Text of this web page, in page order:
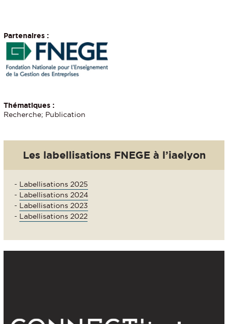
Partenaires :
Thématiques :
Recherche; Publication
Les labellisations FNEGE à l’iaelyon
- Labellisations 2025
- Labellisations 2024
- Labellisations 2023
- Labellisations 2022